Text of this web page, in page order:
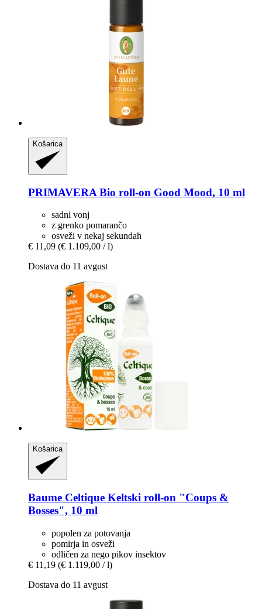
Košarica
PRIMAVERA Bio roll-​on Good Mood, 10 ml
sadni vonj
z grenko pomarančo
osveži v nekaj sekundah
€ 11,09 (€ 1.109,00 / l)
Dostava do 11 avgust
Košarica
Baume Celtique Keltski roll-​on "Coups &
Bosses", 10 ml
popolen za potovanja
pomirja in osveži
odličen za nego pikov insektov
€ 11,19 (€ 1.119,00 / l)
Dostava do 11 avgust